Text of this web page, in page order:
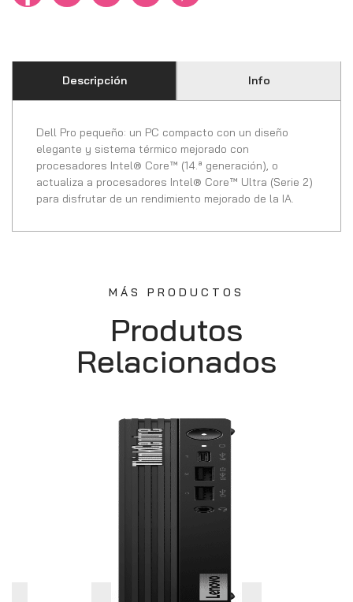
Descripción Info
Dell Pro pequeño: un PC compacto con un diseño
elegante y sistema térmico mejorado con
procesadores Intel® Core™ (14.ª generación), o
actualiza a procesadores Intel® Core™ Ultra (Serie 2)
para disfrutar de un rendimiento mejorado de la IA.
MÁS PRODUCTOS
Produtos
Relacionados